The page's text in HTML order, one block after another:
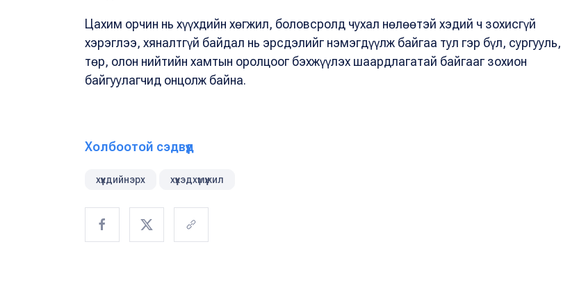
Цахим орчин нь хүүхдийн хөгжил, боловсролд чухал нөлөөтэй хэдий ч зохисгүй
хэрэглээ, хяналтгүй байдал нь эрсдэлийг нэмэгдүүлж байгаа тул гэр бүл, сургууль,
төр, олон нийтийн хамтын оролцоог бэхжүүлэх шаардлагатай байгааг зохион
байгуулагчид онцолж байна.
Холбоотой сэдвүүд
хүүхдийнэрх хүүхэдхүмүүжил